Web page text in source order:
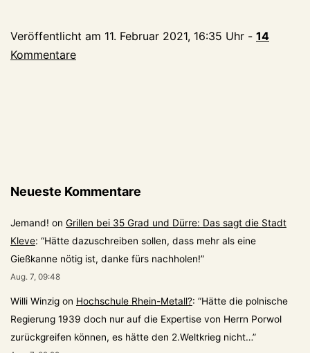
die
Veröffentlicht am 11. Februar 2021, 16:35 Uhr - 14
Kommentare
Neueste Kommentare
Jemand! on Grillen bei 35 Grad und Dürre: Das sagt die Stadt
Kleve: “Hätte dazuschreiben sollen, dass mehr als eine
Gießkanne nötig ist, danke fürs nachholen!”
Aug. 7, 09:48
Willi Winzig on Hochschule Rhein-Metall?: “Hätte die polnische
Regierung 1939 doch nur auf die Expertise von Herrn Porwol
zurückgreifen können, es hätte den 2.Weltkrieg nicht…”